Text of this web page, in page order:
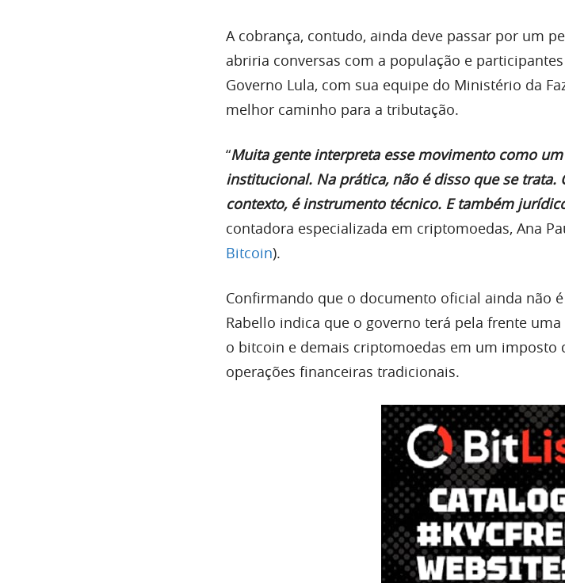
A cobrança, contudo, ainda deve passar por um
abriria conversas com a população e
Governo Lula, com sua equipe do Ministério da
melhor caminho para a tributação.
“Muita gente interpreta esse movimento como
institucional. Na prática, não é disso que se trata.
contexto, é instrumento técnico. E também
contadora especializada em criptomoedas, Ana
Bitcoin).
Confirmando que o documento oficial ainda não
Rabello indica que o governo terá pela frente
o bitcoin e demais criptomoedas em um imposto
operações financeiras tradicionais.